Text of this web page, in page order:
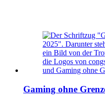
Gaming ohne